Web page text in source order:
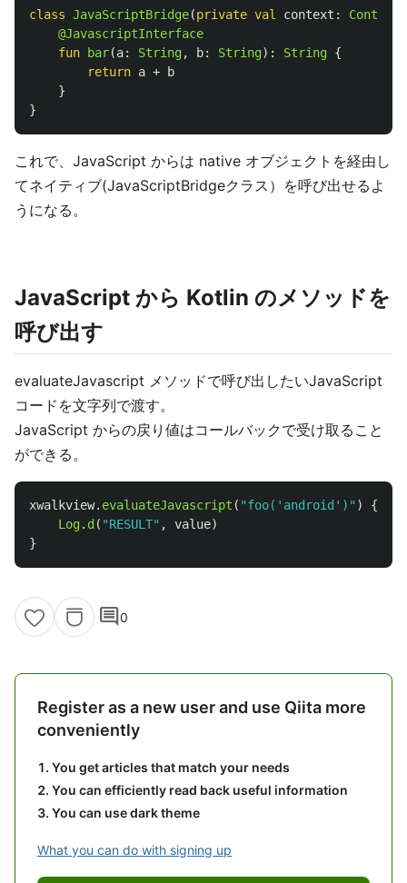
class JavaScriptBridge(private val context : Context
@JavascriptInterface
fun
bar(a: String, b: String): String {
return a +
b
}
}
これで、JavaScript からは native オブジェクトを経由し
てネイティブ(JavaScriptBridgeクラス）を呼び出せるよ
うになる。
JavaScript から Kotlin のメソッドを
呼び出す
evaluateJavascript メソッドで呼び出したいJavaScript
コードを文字列で渡す。
JavaScript からの戻り値はコールバックで受け取ること
ができる。
xwalkview. evaluateJavascript ( "foo('android')" ) {
Log. d ( "RESULT" , value)
}
comment0
Register as a new user and use Qiita more
conveniently
You get articles that match your needs
You can efficiently read back useful information
You can use dark theme
What you can do with signing up